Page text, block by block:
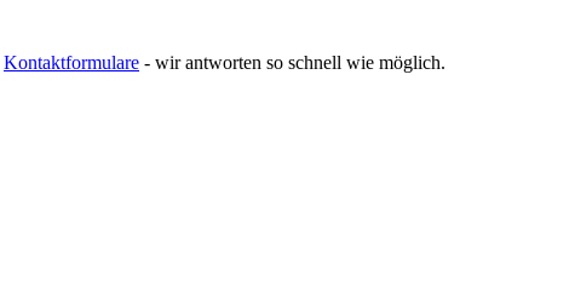
Kontaktformulare - wir antworten so schnell wie möglich.